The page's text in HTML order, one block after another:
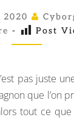
A
L
N
G
I
- Post
pas juste
que l’on
tout ce que